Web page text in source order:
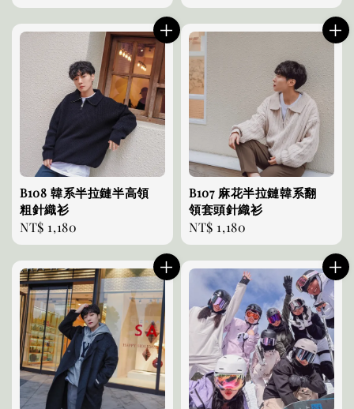
price
price
B108 韓系半拉鏈半高領
粗針織衫
Regular
price
NT$ 1,180
B107 麻花半拉鏈韓系翻
領套頭針織衫
Regular
price
NT$ 1,180